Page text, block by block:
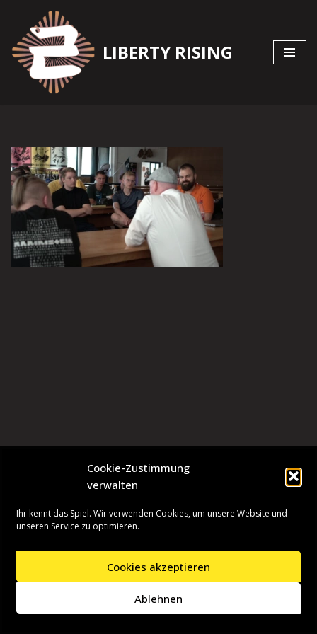
Cookie-Zustimmung
verwalten
Ihr kennt das Spiel. Wir verwenden Cookies, um unsere Website und
unseren Service zu optimieren.
Cookies akzeptieren
Ablehnen
Zum
Inhalt
springen
LIBERTY RISING
| Präsentiert vonWordPress
Presseinformationen